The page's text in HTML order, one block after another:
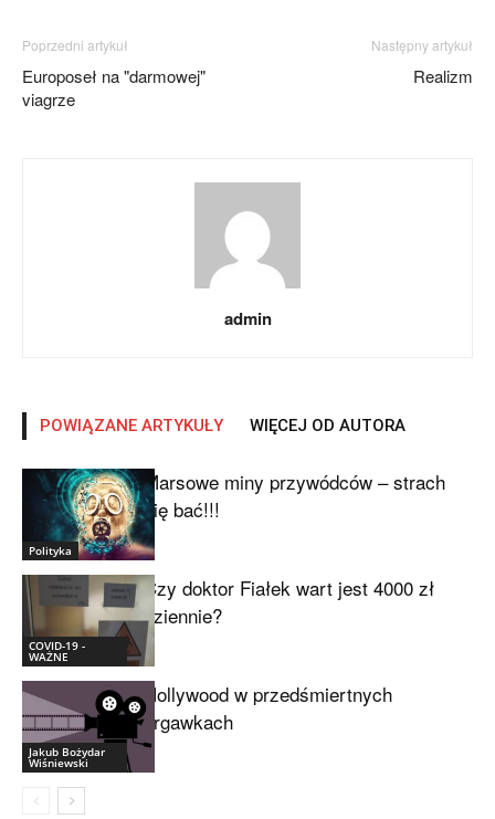
Poprzedni artykuł
Europoseł na "darmowej"
viagrze
Następny artykuł
Realizm
admin
POWIĄZANE ARTYKUŁY WIĘCEJ OD AUTORA
Polityka
Marsowe miny przywódców – strach
się bać!!!
COVID-19 -
WAŻNE
Czy doktor Fiałek wart jest 4000 zł
dziennie?
Jakub Bożydar
Wiśniewski
Hollywood w przedśmiertnych
drgawkach